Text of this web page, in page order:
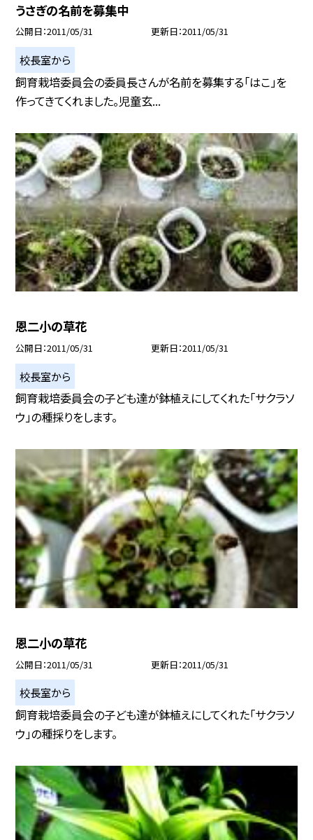
うさぎの名前を募集中
公開日 2011/05/31 更新日 2011/05/31
校長室から
飼育栽培委員会の委員長さんが名前を募集する「はこ」を
作ってきてくれました。児童玄...
恩二小の草花
公開日 2011/05/31 更新日 2011/05/31
校長室から
飼育栽培委員会の子ども達が鉢植えにしてくれた「サクラソ
ウ」の種採りをします。
恩二小の草花
公開日 2011/05/31 更新日 2011/05/31
校長室から
飼育栽培委員会の子ども達が鉢植えにしてくれた「サクラソ
ウ」の種採りをします。